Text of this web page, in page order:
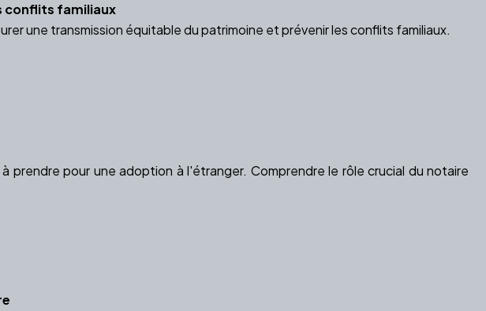
conflits familiaux
une transmission équitable du patrimoine et prévenir les conflits familiaux.
prendre pour une adoption à l'étranger. Comprendre le rôle crucial du notaire